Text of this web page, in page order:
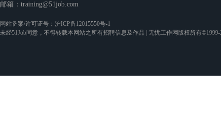
邮箱： training@51job.com
网站备案/许可证号： 沪ICP备12015550号-1
未经51Job同意，不得转载本网站之所有招聘信息及作品 | 无忧工作网版权所有©1999-